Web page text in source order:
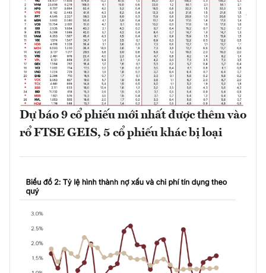
Dự báo 9 cổ phiếu mới nhất được thêm vào
rổ FTSE GEIS, 5 cổ phiếu khác bị loại